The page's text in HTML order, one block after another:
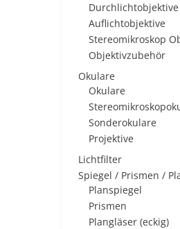
Durchlichtobjektive
Auflichtobjektive
Stereomikroskop
Objektivzubehör
Okulare
Okulare
Sonderokulare
Projektive
Lichtfilter
Spiegel / Prismen /
Planspiegel
Prismen
Plangläser (eckig)